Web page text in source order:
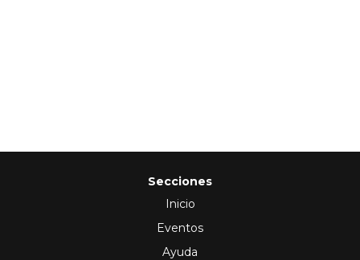
Secciones
Inicio
Eventos
Ayuda